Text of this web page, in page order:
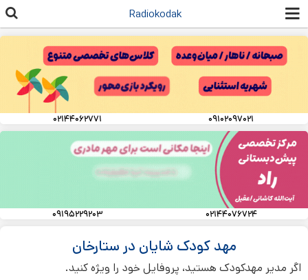
محتوای
اصلی
Radiokodak
۰۹۱۰۲۰۹۷۰۲۱ ۰۲۱۴۴۰۶۲۷۷۱
۰۲۱۴۴۰۷۶۷۲۴ ۰۹۱۹۵۲۲۹۲۰۳
مهد کودک شایان در ستارخان
اگر مدیر مهدکودک هستید، پروفایل خود را ویژه کنید.